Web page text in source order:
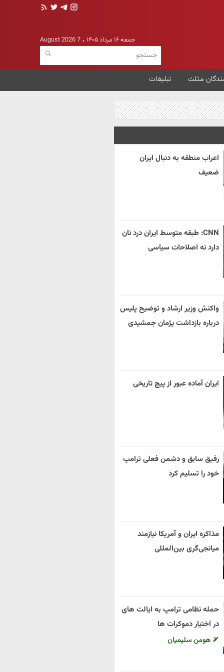
جمعه ۱۶ مرداد ۱۴۰۵ 7 August 2026
مثلث تبلیغات
اعراب منطقه به دنبال ایران
ضعیف
CNN: طبقه متوسط ایران درد نان
دارد نه اصلاحات سیاسی
واکنش وزیر ارشاد و توضیح پلیس
درباره بازداشت پژمان جمشیدی
ایران آماده عبور از پیچ تاریخی
رفیق سابق و دشمن فعلی ترامپ
خود را تسلیم کرد
مذاکره ایران و آمریکا نیازمند
میانجی‌گری بین‌المللی
حمله نظامی ترامپ به ایالت های
در اختیار دموکرات ها
هومن سلیمیان